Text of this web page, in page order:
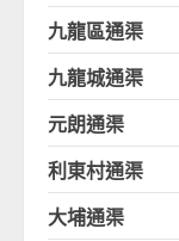
九龍區通渠
九龍城通渠
元朗通渠
利東村通渠
大埔通渠